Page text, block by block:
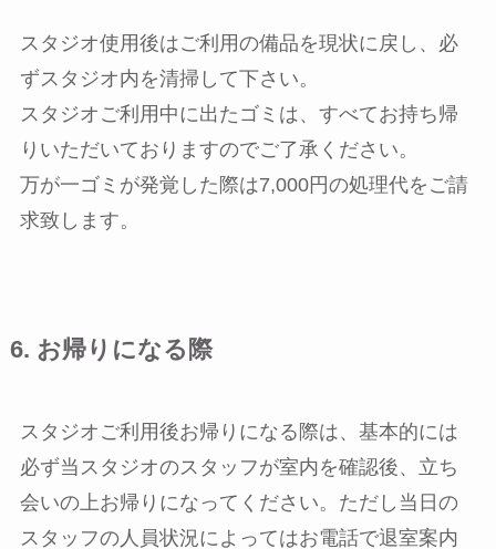
スタジオ使用後はご利用の備品を現状に戻し、必
ずスタジオ内を清掃して下さい。
スタジオご利用中に出たゴミは、すべてお持ち帰
りいただいておりますのでご了承ください。
万が一ゴミが発覚した際は7,000円の処理代をご請
求致します。
6. お帰りになる際
スタジオご利用後お帰りになる際は、基本的には
必ず当スタジオのスタッフが室内を確認後、立ち
会いの上お帰りになってください。ただし当日の
スタッフの人員状況によってはお電話で退室案内